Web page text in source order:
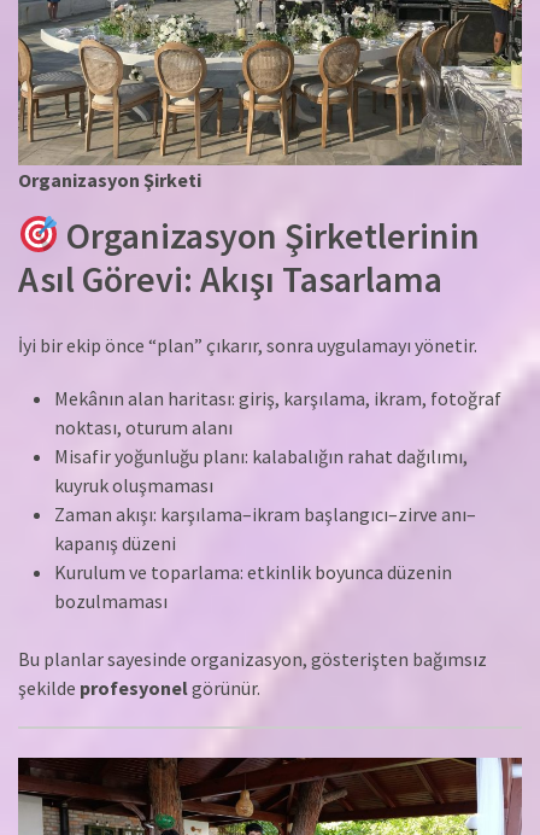
Organizasyon Şirketi
Organizasyon Şirketlerinin
Asıl Görevi: Akışı Tasarlama
İyi bir ekip önce “plan” çıkarır, sonra uygulamayı yönetir.
Mekânın alan haritası: giriş, karşılama, ikram, fotoğraf
noktası, oturum alanı
Misafir yoğunluğu planı: kalabalığın rahat dağılımı,
kuyruk oluşmaması
Zaman akışı: karşılama–ikram başlangıcı–zirve anı–
kapanış düzeni
Kurulum ve toparlama: etkinlik boyunca düzenin
bozulmaması
Bu planlar sayesinde organizasyon, gösterişten bağımsız
şekilde profesyonelgörünür.